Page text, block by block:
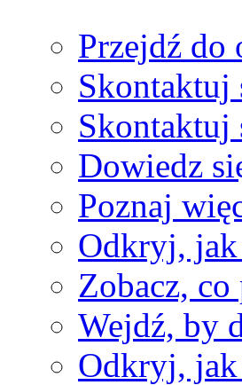
Przejdź do
Skontaktuj
Skontaktuj
Dowiedz
Poznaj
Odkryj, jak
Zobacz,
Wejdź, by
Odkryj, jak